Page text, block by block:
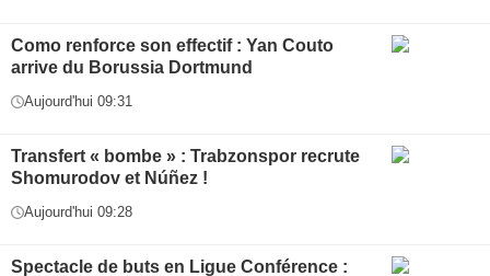
Como renforce son effectif : Yan Couto
arrive du Borussia Dortmund
Aujourd'hui 09:31
Transfert « bombe » : Trabzonspor recrute
Shomurodov et Núñez !
Aujourd'hui 09:28
Spectacle de buts en Ligue Conférence :